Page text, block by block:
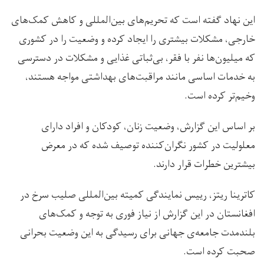
این نهاد گفته است که تحریم‌های بین‌المللی و کاهش کمک‌های
خارجی، مشکلات بیشتری را ایجاد کرده و وضعیت را در کشوری
که میلیون‌ها نفر با فقر، بی‌ثباتی غذایی و مشکلات در دسترسی
به خدمات اساسی مانند مراقبت‌های بهداشتی مواجه هستند،
وخیم‌تر کرده است.
بر اساس این گزارش، وضعیت زنان، کودکان و افراد دارای
معلولیت در کشور نگران‌کننده توصیف شده که در معرض
بیشترین خطرات قرار دارند.
کاترینا ریتز، رییس نمایندگی کمیته بین‌المللی صلیب سرخ در
افغانستان در این گزارش از نیاز فوری به توجه و کمک‌های
بلندمدت جامعه‌ی جهانی برای رسیدگی به این وضعیت بحرانی
صحبت کرده است.